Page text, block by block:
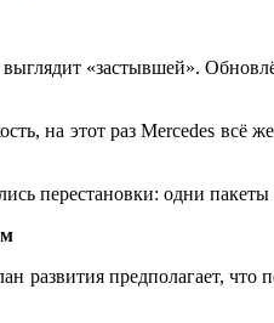
«застывшей».
на этот раз Mercedes
перестановки: одни
предполагает,